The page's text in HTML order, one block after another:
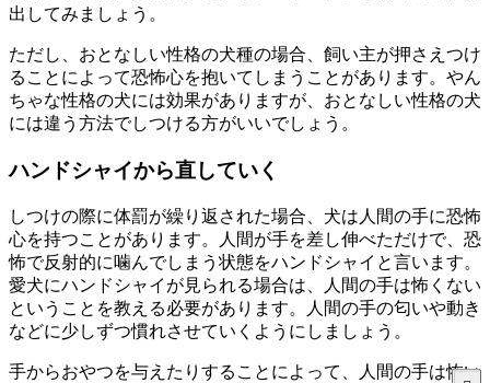
出してみましょう。
ただし、おとなしい性格の犬種の場合、飼い主が押さえつけ
ることによって恐怖心を抱いてしまうことがあります。やん
ちゃな性格の犬には効果がありますが、おとなしい性格の犬
には違う方法でしつける方がいいでしょう。
ハンドシャイから直していく
しつけの際に体罰が繰り返された場合、犬は人間の手に恐怖
心を持つことがあります。人間が手を差し伸べただけで、恐
怖で反射的に噛んでしまう状態をハンドシャイと言います。
愛犬にハンドシャイが見られる場合は、人間の手は怖くない
ということを教える必要があります。人間の手の匂いや動き
などに少しずつ慣れさせていくようにしましょう。
手からおやつを与えたりすることによって、人間の手は怖い